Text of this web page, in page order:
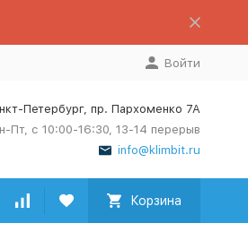
Войти
Петербург, пр. Пархоменко 7А
Пт, с 10:00-16:30, 13-14 перерыв
info@klimbit.ru
Корзина